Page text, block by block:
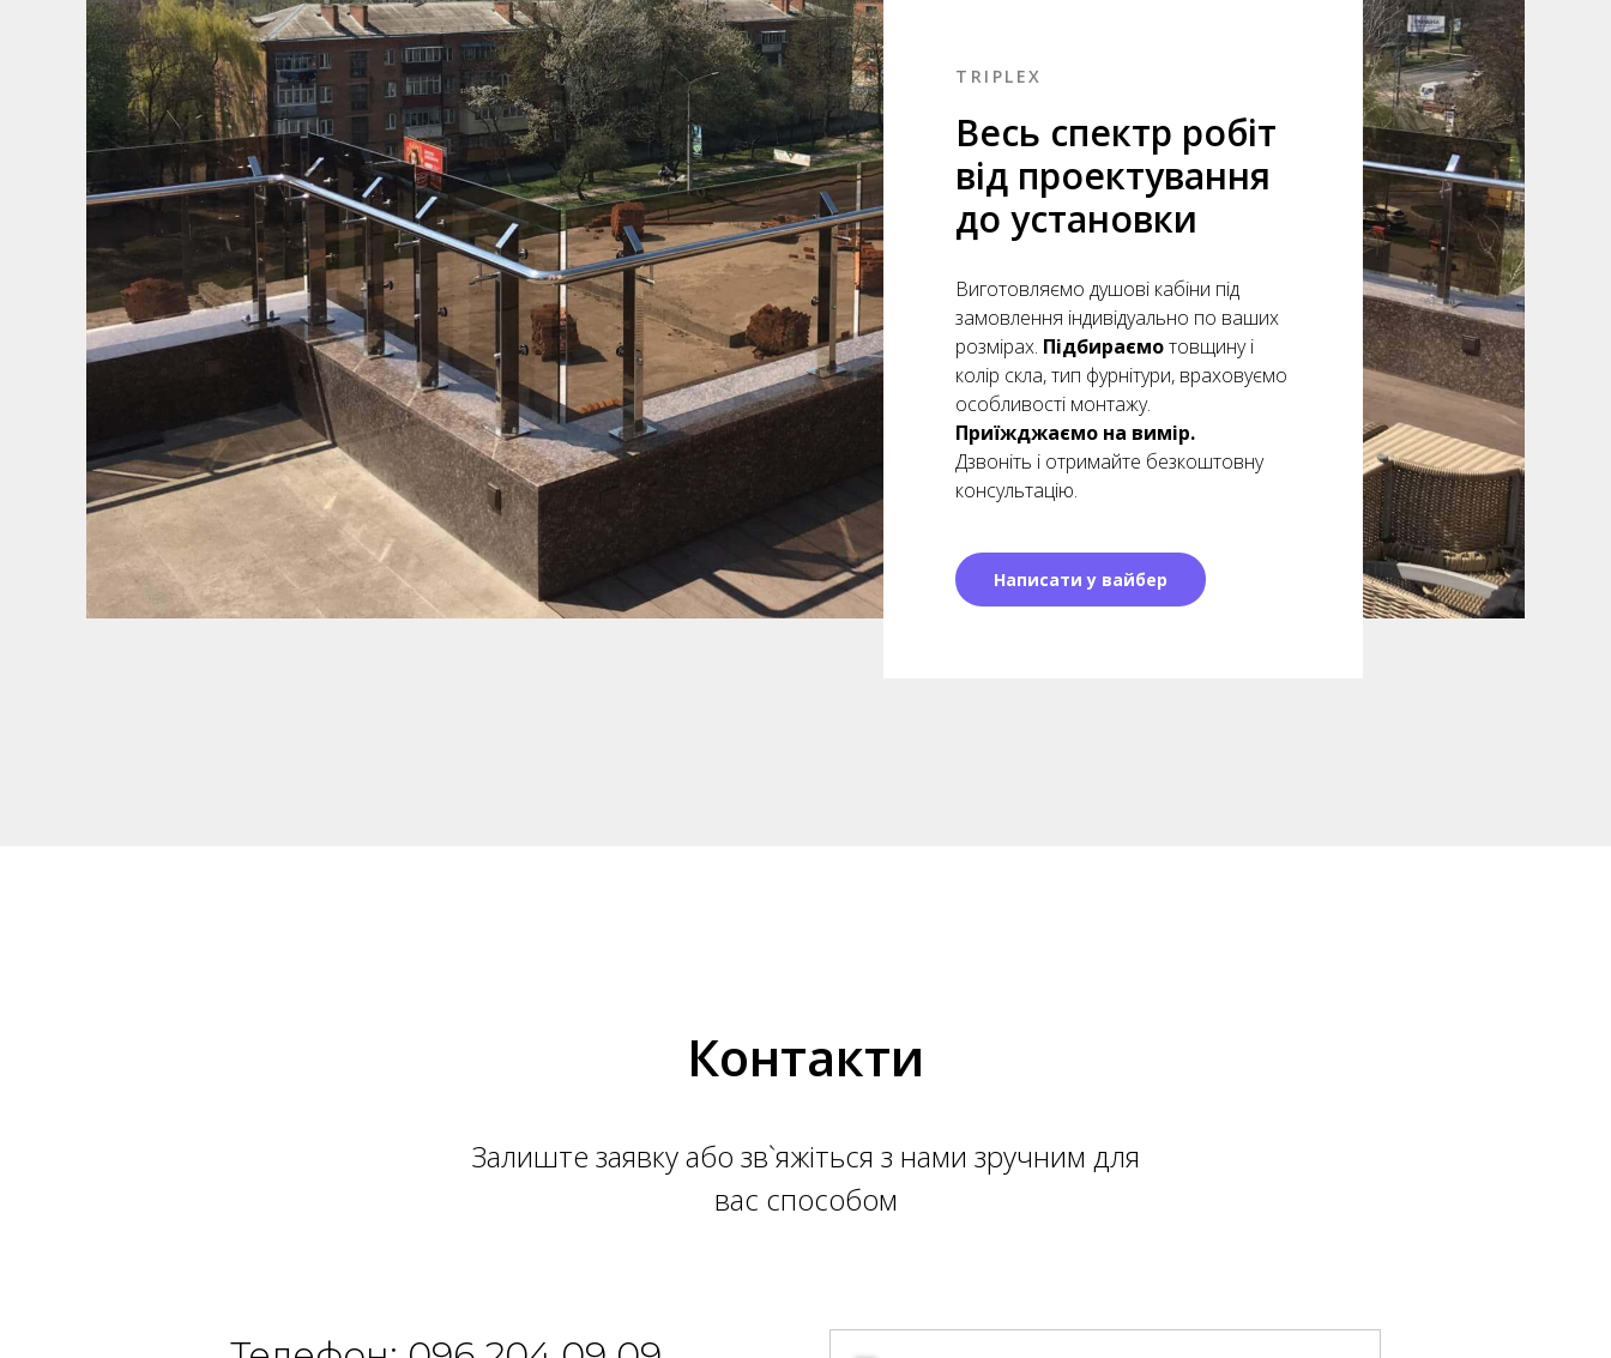
TRIPLEX
Весь спектр робіт
від проектування
до установки
Виготовляємо душові кабіни під
замовлення індивідуально по ваших
розмірах. Підбираємотовщину і
колір скла, тип фурнітури, враховуємо
особливості монтажу.
Приїжджаємо на вимір.
Дзвоніть і отримайте безкоштовну
консультацію.
Написати у вайбер
Контакти
Залиште заявку або зв`яжіться з нами зручним для
вас способом